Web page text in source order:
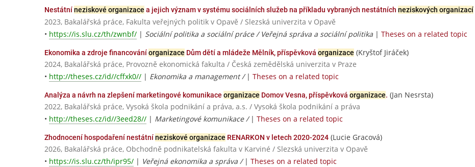
Nestátníneziskové organizace a jejich význam v systému sociálních služeb na příkladu vybraných nestátních neziskových organizací
2023, Bakalářská práce, Fakulta veřejných politik v Opavě / Slezská univerzita v Opavě
• https://is.slu.cz/th/zwnbf/ | Sociální politika a sociální práce / Veřejná správa a sociální politika | Theses on a related topic
Ekonomika a zdroje financováníorganizace Dům dětí a mládeže Mělník, příspěvková organizace (Kryštof Jiráček)
2024, Bakalářská práce, Provozně ekonomická fakulta / Česká zemědělská univerzita v Praze
• http://theses.cz/id//cffxk0// | Ekonomika a management / | Theses on a related topic
Analýza a návrh na zlepšení marketingové komunikace organizace Domov Vesna, příspěvková organizace. (Jan Nesrsta)
2022, Bakalářská práce, Vysoká škola podnikání a práva, a.s. / Vysoká škola podnikání a práva
• http://theses.cz/id//3eed28// | Marketingové komunikace / | Theses on a related topic
Zhodnocení hospodaření nestátníneziskové organizace RENARKON v letech 2020-2024 (Lucie Gracová)
2026, Bakalářská práce, Obchodně podnikatelská fakulta v Karviné / Slezská univerzita v Opavě
• https://is.slu.cz/th/ipr95/ | Veřejná ekonomika a správa / | Theses on a related topic